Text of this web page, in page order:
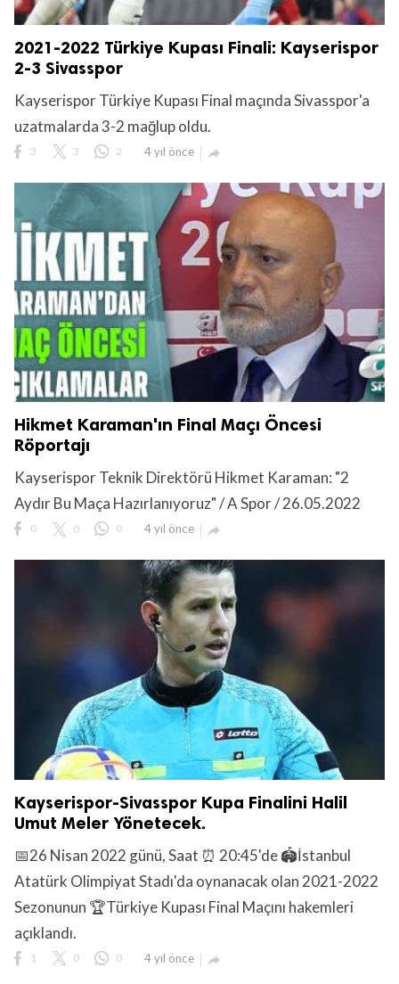
2021-2022 Türkiye Kupası Finali: Kayserispor
2-3 Sivasspor
Kayserispor Türkiye Kupası Final maçında Sivasspor'a
uzatmalarda 3-2 mağlup oldu.
3 3 2 4 yıl önce 
Hikmet Karaman'ın Final Maçı Öncesi
Röportajı
Kayserispor Teknik Direktörü Hikmet Karaman: "2
Aydır Bu Maça Hazırlanıyoruz" / A Spor / 26.05.2022
0 0 0 4 yıl önce 
Kayserispor-Sivasspor Kupa Finalini Halil
Umut Meler Yönetecek.
📅26 Nisan 2022 günü, Saat ⏰ 20:45'de 🏟️İstanbul
Atatürk Olimpiyat Stadı'da oynanacak olan 2021-2022
Sezonunun 🏆Türkiye Kupası Final Maçını hakemleri
açıklandı.
1 0 0 4 yıl önce 